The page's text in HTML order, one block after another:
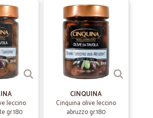
Lindt ;-)
—Samanta V.
per la prima volta e…
la prima volta e sono rimasta molto ma molto
la lista per la prossima spesa
—Daniele L.
leccino
gr.180
CINQUINA
Cinquina olive leccino
abruzzo gr.180